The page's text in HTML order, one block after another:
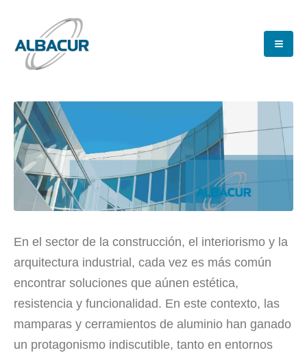
En el sector de la construcción, el interiorismo y la
arquitectura industrial, cada vez es más común
encontrar soluciones que aúnen estética,
resistencia y funcionalidad. En este contexto, las
mamparas y cerramientos de aluminio han ganado
un protagonismo indiscutible, tanto en entornos